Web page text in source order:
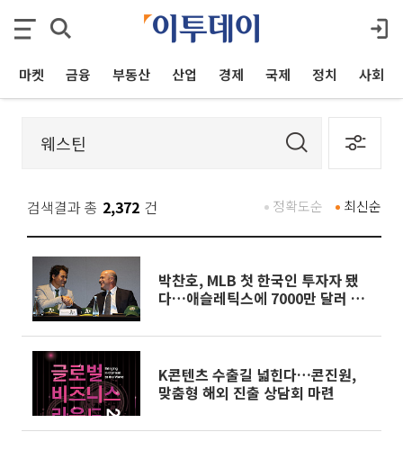
마켓 금융 부동산 산업 경제 국제 정치 사회
검색결과 총 2,372 건 최신순
정확도순
박찬호, MLB 첫 한국인 투자자 됐
다…애슬레틱스에 7000만 달러 투
K콘텐츠 수출길 넓힌다…콘진원,
맞춤형 해외 진출 상담회 마련